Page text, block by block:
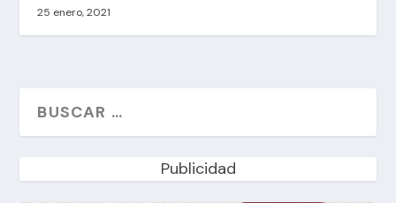
25 enero, 2021
Publicidad